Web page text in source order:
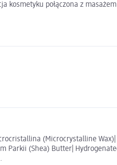
kosmetyku połączona z
(Microcrystalline
(Shea) Butter|